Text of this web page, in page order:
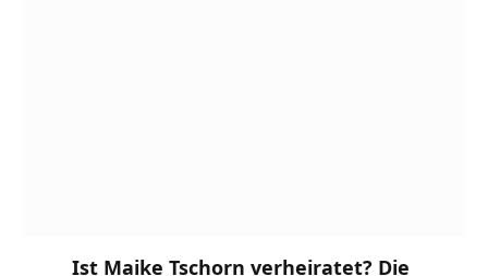
Ist Maike Tschorn verheiratet? Die